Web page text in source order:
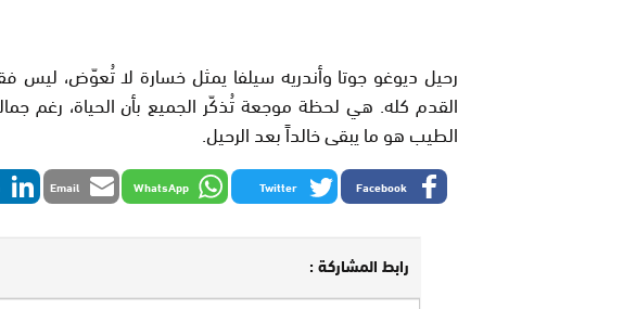
رحيل ديوغو جوتا وأندريه سيلفا يمثل خسارة لا تُعوّض، ليس
القدم كله. هي لحظة موجعة تُذكّر الجميع بأن الحياة، رغم
الطيب هو ما يبقى خالداً بعد الرحيل.
Facebook
Twitter
WhatsApp
Email
رابط المشاركة :